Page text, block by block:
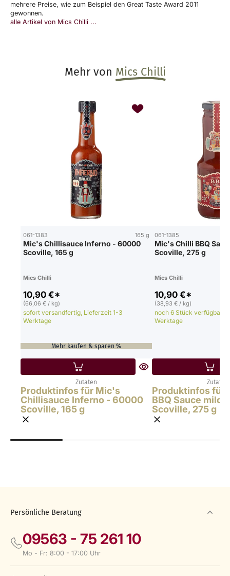
mehrere Preise, wie zum Beispiel den Great Taste Award 2011
gewonnen.
alle Artikel von Mics Chilli ...
Mehr von Mics Chilli
061-1383 165 g
Mic's Chillisauce Inferno - 60000
Scoville, 165 g
Mics Chilli
10,90 €*
(66,06 € / kg)
sofort versandfertig, Lieferzeit 1-3
Werktage
Mehr kaufen & sparen %
Zutaten
Produktinfos für Mic's
Chillisauce Inferno - 60000
Scoville, 165 g
061-1385
Mic's Chilli BBQ
Scoville, 275 g
Mics Chilli
10,90 €*
(38,93 € / kg)
noch 6 Stück verfügbar,
Werktage
Zutaten
Produktinfos für
BBQ Sauce mild
Scoville, 275 g
Persönliche Beratung
09563 - 75 261 10
Mo - Fr: 8:00 - 17:00 Uhr